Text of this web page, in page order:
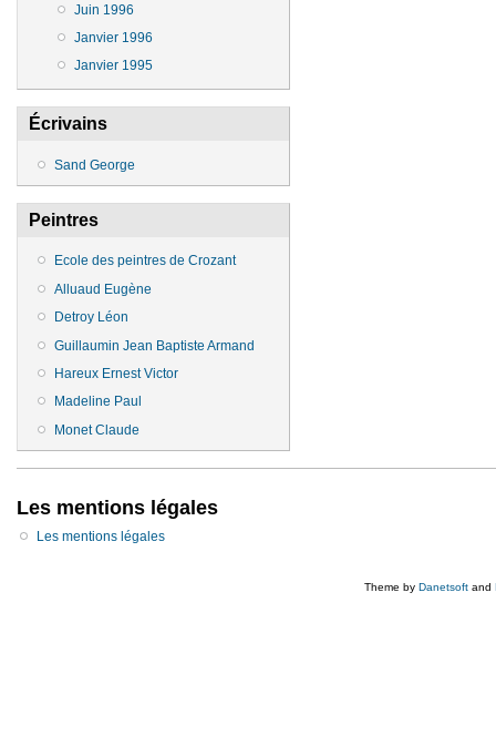
Juin 1996
Janvier 1996
Janvier 1995
Écrivains
Sand George
Peintres
Ecole des peintres de Crozant
Alluaud Eugène
Detroy Léon
Guillaumin Jean Baptiste Armand
Hareux Ernest Victor
Madeline Paul
Monet Claude
Les mentions légales
Les mentions légales
Theme by Danetsoft and